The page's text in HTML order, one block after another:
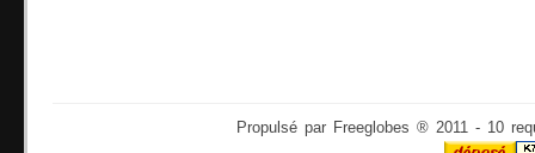
Propulsé par Freeglobes ® 2011 - 10